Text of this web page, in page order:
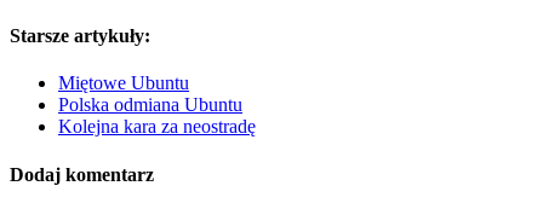
Starsze artykuły:
Miętowe Ubuntu
Polska odmiana Ubuntu
Kolejna kara za neostradę
Dodaj komentarz